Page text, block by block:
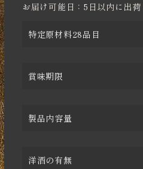
お届け可能日：5日以内に出荷
特定原材料28品目
賞味期限
製品内容量
洋酒の有無